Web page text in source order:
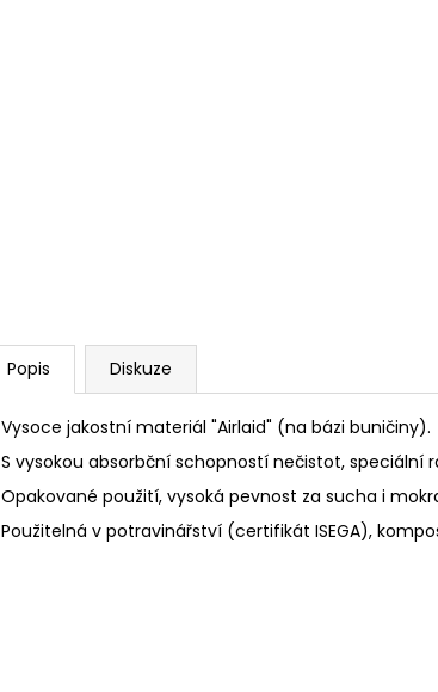
Popis Diskuze
Vysoce jakostní materiál "Airlaid" (na bázi buničiny).
S vysokou absorbční schopností nečistot, speciální
Opakované použití, vysoká pevnost za sucha i
Použitelná v potravinářství (certifikát ISEGA),